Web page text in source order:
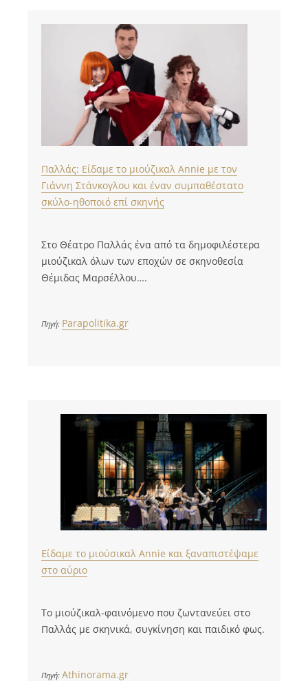
Παλλάς: Είδαμε το μιούζικαλ Annie με τον
Γιάννη Στάνκογλου και έναν συμπαθέστατο
σκύλο-ηθοποιό επί σκηνής
Στο Θέατρο Παλλάς ένα από τα δημοφιλέστερα
μιούζικαλ όλων των εποχών σε σκηνοθεσία
Θέμιδας Μαρσέλλου….
Πηγή: Parapolitika.gr
Είδαμε το μιούσικαλ Annie και ξαναπιστέψαμε
στο αύριο
Το μιούζικαλ-φαινόμενο που ζωντανεύει στο
Παλλάς με σκηνικά, συγκίνηση και παιδικό φως.
Πηγή: Athinorama.gr